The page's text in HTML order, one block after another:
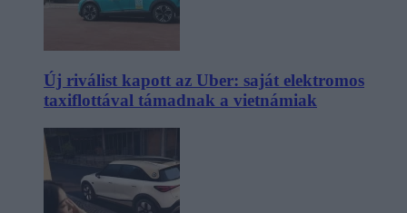
Új riválist kapott az Uber: saját elektromos
taxiflottával támadnak a vietnámiak